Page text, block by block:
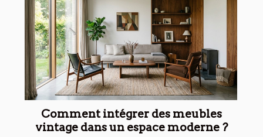
Comment intégrer des meubles
vintage dans un espace moderne ?